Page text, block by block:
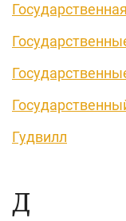
Гудвилл
Д